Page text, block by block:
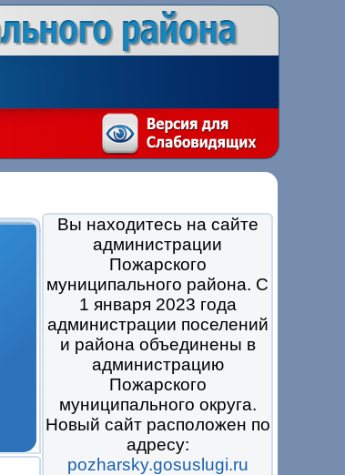
Вы находитесь на сайте
администрации
Пожарского
муниципального района. С
1 января 2023 года
администрации поселений
и района объединены в
администрацию
Пожарского
муниципального округа.
Новый сайт расположен по
адресу:
pozharsky.gosuslugi.ru